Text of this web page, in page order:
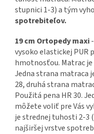
stupnici 1-3) a tým
spotrebiteľov.
19 cm Ortopedy maxi
vysoko elastickej PUR
hmotnosťou. Matrac je
Jedna strana matraca
28, druhá strana
Použitá pena HR 30.
môžete voliť pre Vás
je strednej tuhosti 2-3
najširšej vrstve